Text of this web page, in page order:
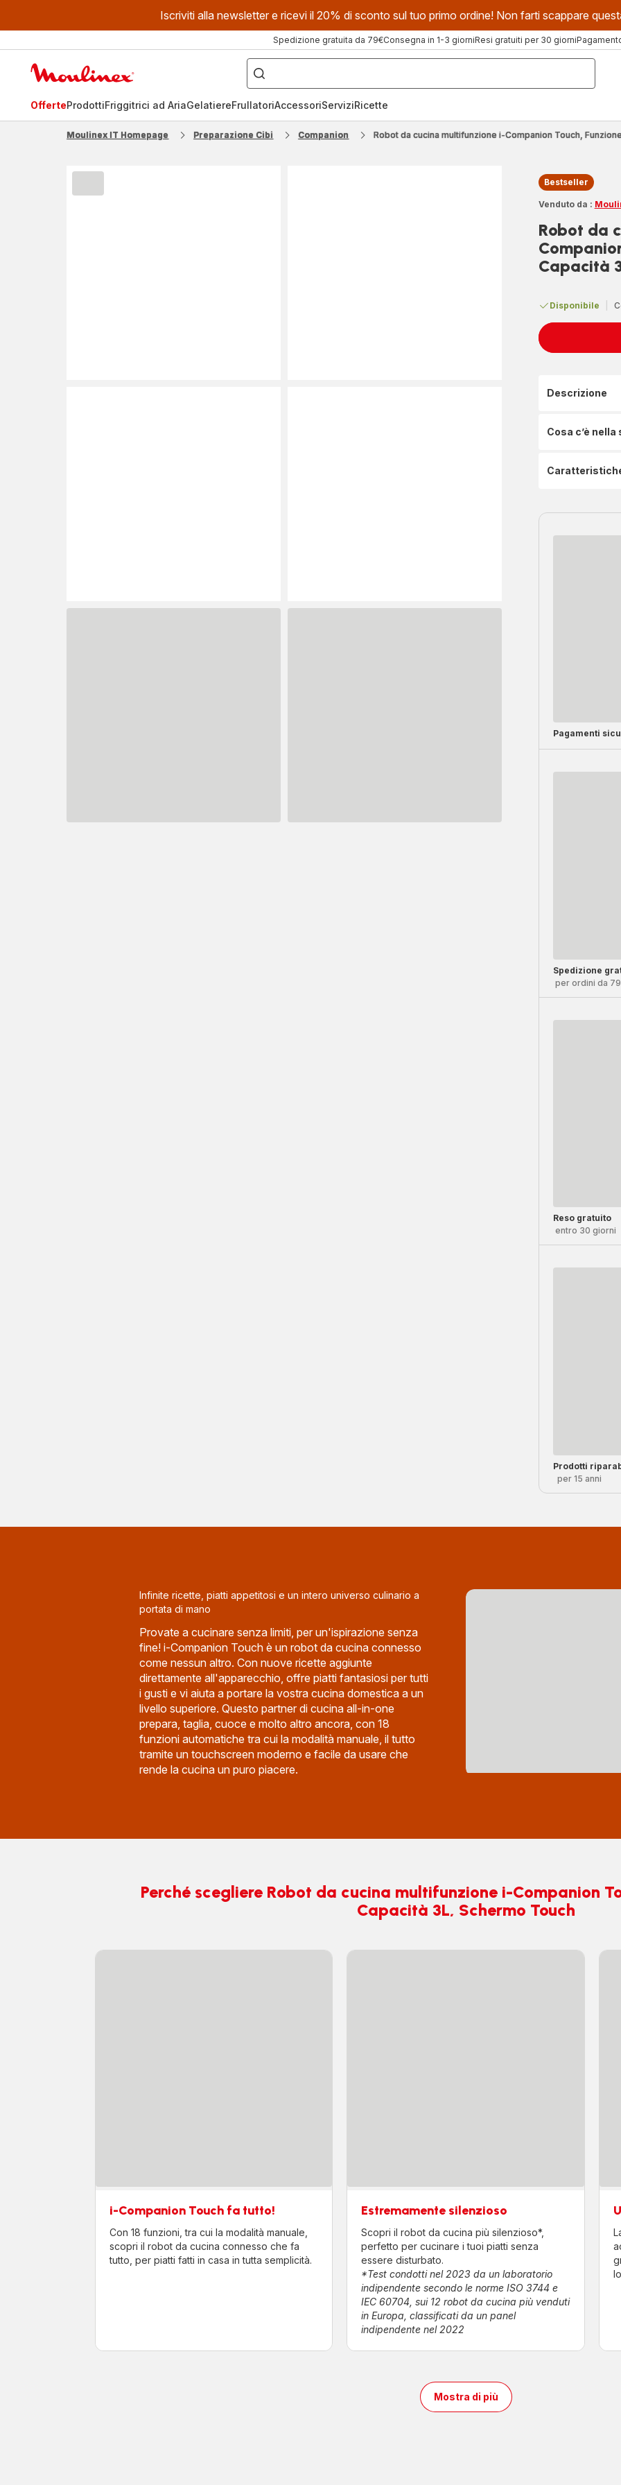
Iscriviti alla newsletter e ricevi il 20% di sconto sul tuo primo ordine! Non farti scappare
Spedizione gratuita da 79€Consegna in 1-3 giorniResi gratuiti per 30 giorni
Cosa
stai
cercando?
OfferteProdottiFriggitrici ad AriaGelatiereFrullatoriAccessoriServiziRicette
Moulinex IT Homepage Preparazione Cibi Companion Robot da cucina multifunzione i-Companion Touch,
Bestseller
Venduto da :
Robot da
Capacità
Disponibile
Descrizione
Cosa c’è
Pagamenti
Spedizione
per ordini da
Reso gratuito
entro 30 giorni
Prodotti
per 15 anni
Infinite ricette, piatti appetitosi e un intero universo culinario a
portata di mano
Provate a cucinare senza limiti, per un'ispirazione senza
fine! i-Companion Touch è un robot da cucina connesso
come nessun altro. Con nuove ricette aggiunte
direttamente all'apparecchio, offre piatti fantasiosi per tutti
i gusti e vi aiuta a portare la vostra cucina domestica a un
livello superiore. Questo partner di cucina all-in-one
prepara, taglia, cuoce e molto altro ancora, con 18
funzioni automatiche tra cui la modalità manuale, il tutto
tramite un touchscreen moderno e facile da usare che
rende la cucina un puro piacere.
Perché scegliere Robot da cucina multifunzione i-Companion
Capacità 3L, Schermo Touch
i-Companion Touch fa tutto!
Con 18 funzioni, tra cui la modalità manuale,
scopri il robot da cucina connesso che fa
tutto, per piatti fatti in casa in tutta semplicità.
Estremamente silenzioso
Scopri il robot da cucina più silenzioso*,
perfetto per cucinare i tuoi piatti senza
essere disturbato.
*Test condotti nel 2023 da un laboratorio
indipendente secondo le norme ISO 3744 e
IEC 60704, sui 12 robot da cucina più venduti
in Europa, classificati da un panel
indipendente nel 2022
Mostra di più